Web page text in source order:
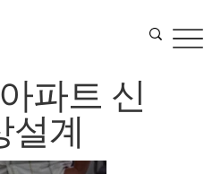
파트 신
설계